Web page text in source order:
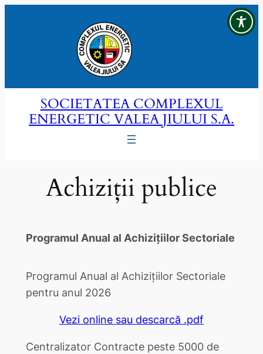
SOCIETATEA COMPLEXUL
ENERGETIC VALEA JIULUI S.A.
Achiziții publice
Programul Anual al Achizițiilor Sectoriale
Programul Anual al Achizițiilor Sectoriale
pentru anul 2026
Vezi online sau descarcă .pdf
Centralizator Contracte peste 5000 de